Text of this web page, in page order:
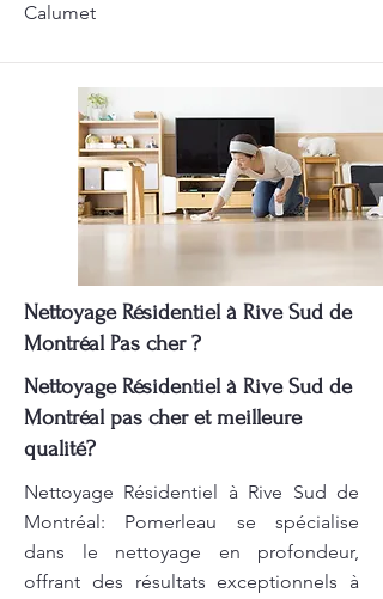
Calumet
Nettoyage Résidentiel à Rive Sud de
Montréal Pas cher ?
Nettoyage Résidentiel à Rive Sud de
Montréal pas cher et meilleure
qualité?
Nettoyage Résidentiel à Rive Sud de
Montréal: Pomerleau se spécialise
dans le nettoyage en profondeur,
offrant des résultats exceptionnels à